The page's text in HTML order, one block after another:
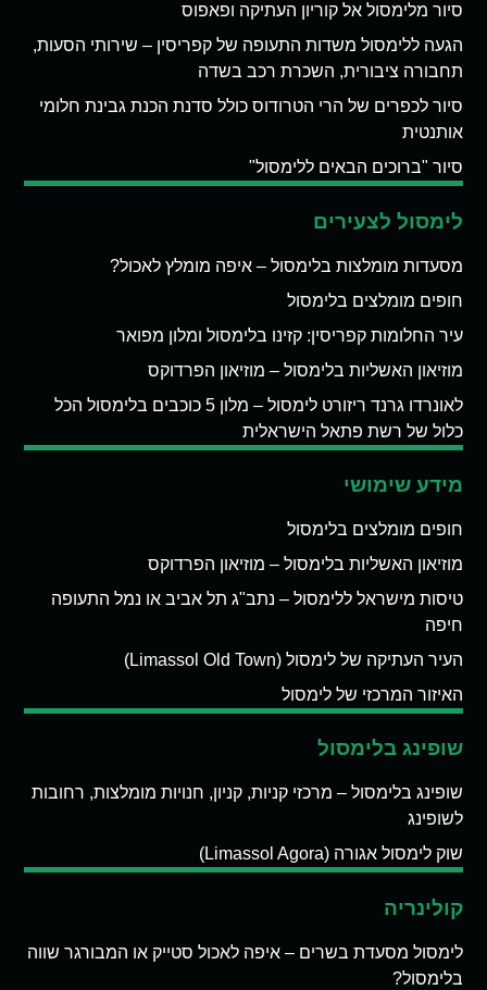
סיור מלימסול אל קוריון העתיקה ופאפוס
הגעה ללימסול משדות התעופה של קפריסין – שירותי הסעות,
תחבורה ציבורית, השכרת רכב בשדה
סיור לכפרים של הרי הטרודוס כולל סדנת הכנת גבינת חלומי
אותנטית
סיור "ברוכים הבאים ללימסול"
לימסול לצעירים
מסעדות מומלצות בלימסול – איפה מומלץ לאכול?
חופים מומלצים בלימסול
עיר החלומות קפריסין: קזינו בלימסול ומלון מפואר
מוזיאון האשליות בלימסול – מוזיאון הפרדוקס
לאונרדו גרנד ריזורט לימסול – מלון 5 כוכבים בלימסול הכל
כלול של רשת פתאל הישראלית
מידע שימושי
חופים מומלצים בלימסול
מוזיאון האשליות בלימסול – מוזיאון הפרדוקס
טיסות מישראל ללימסול – נתב"ג תל אביב או נמל התעופה
חיפה
העיר העתיקה של לימסול (Limassol Old Town)
האיזור המרכזי של לימסול
שופינג בלימסול
שופינג בלימסול – מרכזי קניות, קניון, חנויות מומלצות, רחובות
לשופינג
שוק לימסול אגורה (Limassol Agora)
קולינריה
לימסול מסעדת בשרים – איפה לאכול סטייק או המבורגר שווה
בלימסול?